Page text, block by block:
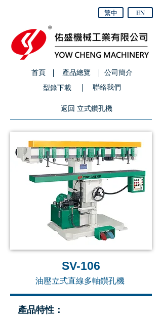
繁中 EN
首頁 產品總覽
公司簡介
型錄下載
聯絡我們
返回 立式鑽孔機
SV-106
油壓立式直線多軸鑚孔機
產品特性：